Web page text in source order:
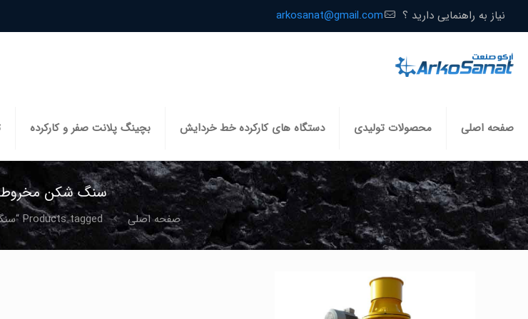
نیاز به راهنمایی دارید ؟ arkosanat@gmail.com
صفحه اصلی محصولات تولیدی دستگاه های کارکرده خط خردایش بچینگ پلانت صفر و کارکرده
سنگ شکن
صفحه اصلی Products tagged “سنگ شکن مخروطی”